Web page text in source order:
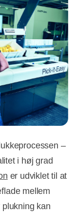
–
i høj grad
er udviklet til at
mellem
kan